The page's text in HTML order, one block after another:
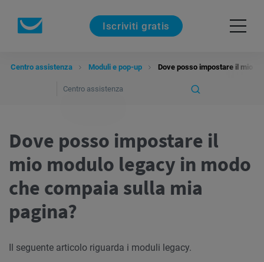
Iscriviti gratis
Centro assistenza Moduli e pop-up Dove posso impostare il mio
Dove posso impostare il
mio modulo legacy in modo
che compaia sulla mia
pagina?
Il seguente articolo riguarda i moduli legacy.